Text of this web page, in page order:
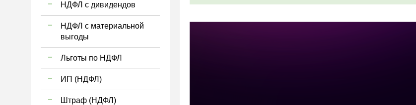
НДФЛ с дивидендов
НДФЛ с материальной
выгоды
Льготы по НДФЛ
ИП (НДФЛ)
Штраф (НДФЛ)